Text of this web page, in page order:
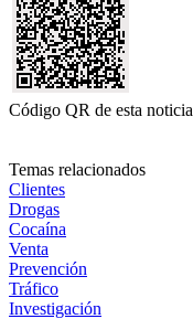
Código QR de esta noticia
Temas relacionados
Clientes
Drogas
Cocaína
Venta
Prevención
Tráfico
Investigación